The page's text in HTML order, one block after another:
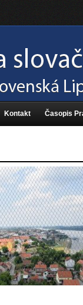
Kontakt Časopis